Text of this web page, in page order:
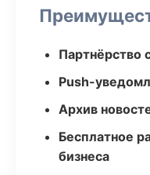
Партнёрство
Push-
Архив
Бесплатное
бизнеса